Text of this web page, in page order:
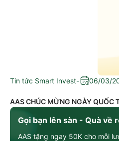
Gọi bạn lên sàn - Quà về
AAS tặng ngay 50K cho mỗi
Tin tức Smart Invest- 06/03/
AAS CHÚC MỪNG NGÀY QUỐC